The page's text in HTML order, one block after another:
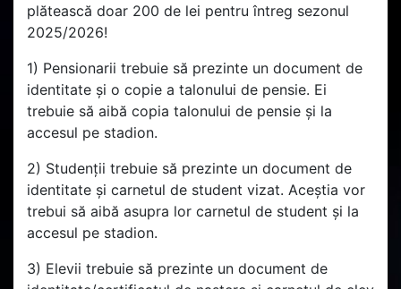
plătească doar 200 de lei pentru întreg sezonul
2025/2026!
1) Pensionarii trebuie să prezinte un document de
identitate și o copie a talonului de pensie. Ei
trebuie să aibă copia talonului de pensie și la
accesul pe stadion.
2) Studenții trebuie să prezinte un document de
identitate și carnetul de student vizat. Aceștia vor
trebui să aibă asupra lor carnetul de student și la
accesul pe stadion.
3) Elevii trebuie să prezinte un document de